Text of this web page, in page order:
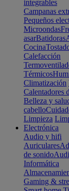
integrables
Campanas
Pequeños
Microondas
asarBatidoras
Cocina
Calefacción
Térmicos
Climatización
Calentadores
Belleza y
cabello
Limpieza
Electrónica
Audio y hifi
Auriculares
de sonido
Informática
Gaming &